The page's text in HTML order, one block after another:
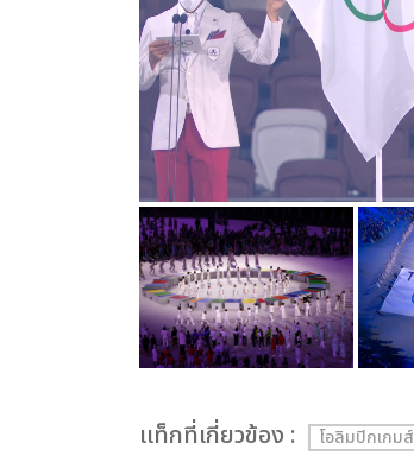
เเท็กที่เกี่ยวข้อง : โอลิมปิกเกมส์